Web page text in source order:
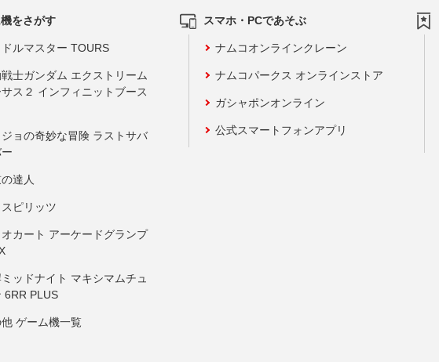
をさがす
ルマスター TOURS
士ガンダム エクストリーム
ス２ インフィニットブース
ョの奇妙な冒険 ラストサバ
達人
ピリッツ
カート アーケードグランプ
ッドナイト マキシマムチュ
6RR PLUS
ゲーム機一覧
スマホ・PCであそぶ
ナムコオンラインクレーン
ナムコパークス オンラインストア
ガシャポンオンライン
公式スマートフォンアプリ